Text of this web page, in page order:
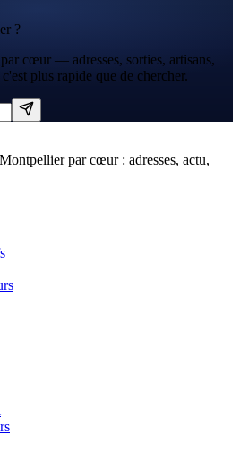
?
cœur — adresses, sorties, artisans,
plus rapide que de chercher.
par cœur : adresses, actu,